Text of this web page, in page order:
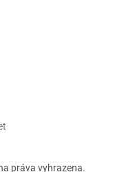
práva vyhrazena.